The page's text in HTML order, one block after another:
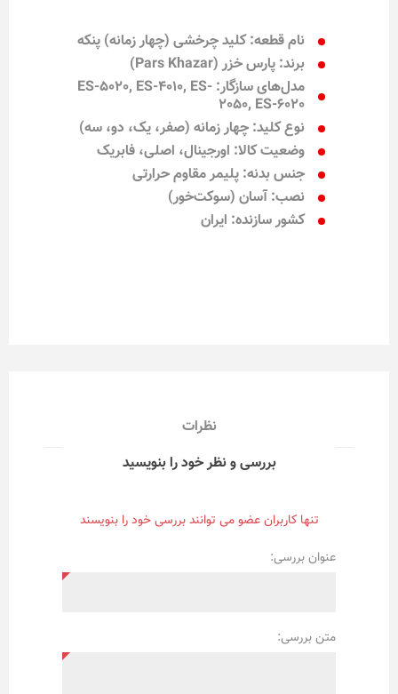
نام قطعه: کلید چرخشی (چهار زمانه) پنکه
برند: پارس خزر (Pars Khazar)
مدل‌های سازگار: ES-5020, ES-4010, ES-
2050, ES-6020
نوع کلید: چهار زمانه (صفر، یک، دو، سه)
وضعیت کالا: اورجینال، اصلی، فابریک
جنس بدنه: پلیمر مقاوم حرارتی
نصب: آسان (سوکت‌خور)
کشور سازنده: ایران
نظرات
بررسی و نظر خود را بنویسید
تنها کاربران عضو می توانند بررسی خود را بنویسند
عنوان بررسی:
متن بررسی: